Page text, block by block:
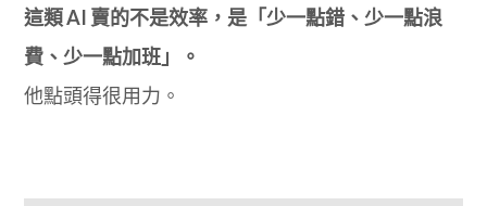
這類 AI 賣的不是效率，是「少一點錯、少一點浪
費、少一點加班」。
他點頭得很用力。